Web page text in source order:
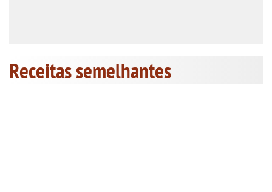
Receitas semelhantes